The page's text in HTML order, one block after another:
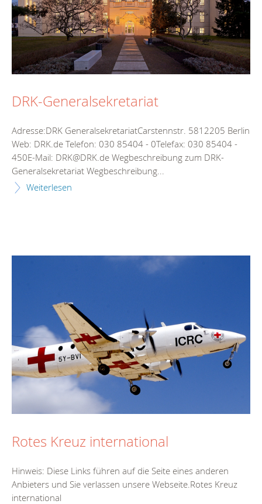
DRK-Generalsekretariat
Adresse:DRK GeneralsekretariatCarstennstr. 5812205 Berlin
Web: DRK.de Telefon: 030 85404 - 0Telefax: 030 85404 -
450E-Mail: DRK@DRK.de Wegbeschreibung zum DRK-
Generalsekretariat Wegbeschreibung...
Weiterlesen
Rotes Kreuz international
Hinweis: Diese Links führen auf die Seite eines anderen
Anbieters und Sie verlassen unsere Webseite.Rotes Kreuz
international